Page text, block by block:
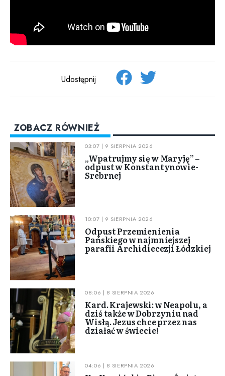
Udostępnij
ZOBACZ RÓWNIEŻ
03:07 | 9 SIERPNIA 2026
„Wpatrujmy się w Maryję” –
odpust w Konstantynowie-
Srebrnej
10:07 | 9 SIERPNIA 2026
Odpust Przemienienia
Pańskiego w najmniejszej
parafii Archidiecezji Łódzkiej
08:06 | 8 SIERPNIA 2026
Kard. Krajewski: w Neapolu, a
dziś także w Dobrzyniu nad
Wisłą. Jezus chce przez nas
działać w świecie!
04:06 | 8 SIERPNIA 2026